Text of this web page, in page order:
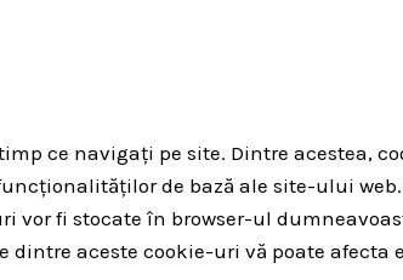
ce navigați pe site. Dintre acestea,
de bază ale site-ului
fi stocate în browser-ul
aceste cookie-uri vă poate afecta